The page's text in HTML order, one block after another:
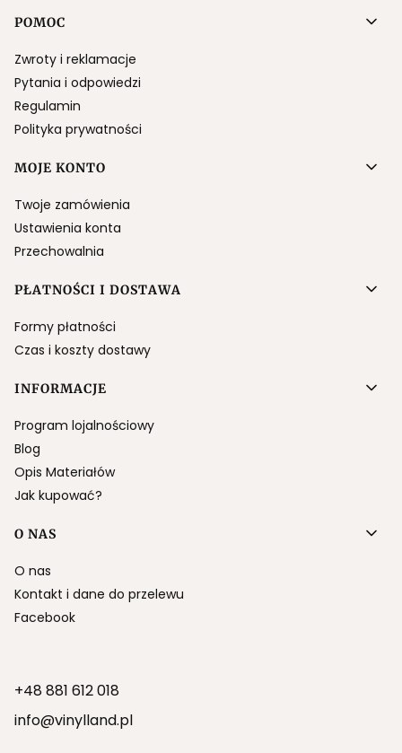
Linki w stopce
POMOC
Zwroty i reklamacje
Pytania i odpowiedzi
Regulamin
Polityka prywatności
MOJE KONTO
Twoje zamówienia
Ustawienia konta
Przechowalnia
PŁATNOŚCI I DOSTAWA
Formy płatności
Czas i koszty dostawy
INFORMACJE
Program lojalnościowy
Blog
Opis Materiałów
Jak kupować?
O NAS
O nas
Kontakt i dane do przelewu
Facebook
+48 881 612 018
info@vinylland.pl